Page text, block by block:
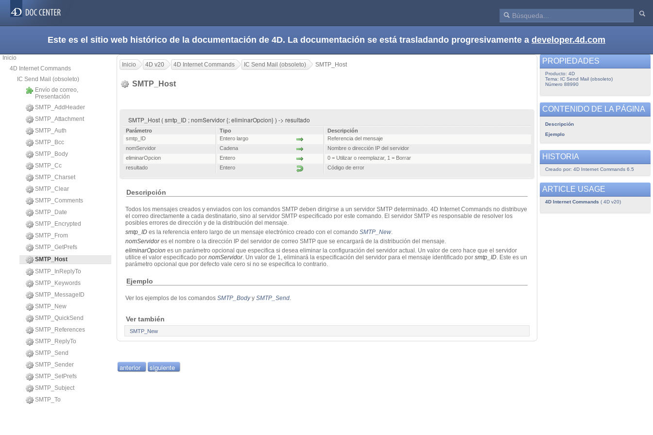
Este es el sitio web histórico de la documentación de 4D. La documentación se está trasladando progresivamente a developer.4d.com
Inicio
4D Internet Commands
IC Send Mail (obsoleto)
Envío de correo,
Presentación
SMTP_AddHeader
SMTP_Attachment
SMTP_Auth
SMTP_Bcc
SMTP_Body
SMTP_Cc
SMTP_Charset
SMTP_Clear
SMTP_Comments
SMTP_Date
SMTP_Encrypted
SMTP_From
SMTP_GetPrefs
SMTP_Host
SMTP_InReplyTo
SMTP_Keywords
SMTP_MessageID
SMTP_New
SMTP_QuickSend
SMTP_References
SMTP_ReplyTo
SMTP_Send
SMTP_Sender
SMTP_SetPrefs
SMTP_Subject
SMTP_To
Inicio 4D v20 4D Internet Commands IC Send Mail (obsoleto) SMTP_Host
SMTP_Host
SMTP_Host ( smtp_ID ; nomServidor {; eliminarOpcion} ) -> resultado
Parámetro Tipo
Descripción
smtp_ID
Entero largo
Referencia del mensaje
nomServidor
Cadena
Nombre o dirección IP del servidor
eliminarOpcion
Entero
0 = Utilizar o reemplazar, 1 = Borrar
resultado
Entero Código de error
Descripción
Todos los mensajes creados y enviados con los comandos SMTP deben dirigirse a un servidor SMTP determinado. 4D Internet Commands no distribuye
el correo directamente a cada destinatario, sino al servidor SMTP especificado por este comando. El servidor SMTP es responsable de resolver los
posibles errores de dirección y de la distribución del mensaje.
smtp_ID es la referencia entero largo de un mensaje electrónico creado con el comando SMTP_New.
nomServidores el nombre o la dirección IP del servidor de correo SMTP que se encargará de la distribución del mensaje.
eliminarOpcion es un parámetro opcional que especifica si desea eliminar la configuración del servidor actual. Un valor de cero hace que el servidor
utilice el valor especificado por nomServidor. Un valor de 1, eliminará la especificación del servidor para el mensaje identificado por smtp_ID. Este es un
parámetro opcional que por defecto vale cero si no se especifica lo contrario.
Ejemplo
Ver los ejemplos de los comandos SMTP_Bodyy SMTP_Send
Ver también
SMTP_New
anterior siguiente
PROPIEDADES
Producto: 4D
Tema: IC Send Mail (obsoleto)
Número 88990
CONTENIDO DE LA PÁGINA
Descripción
Ejemplo
HISTORIA
Creado por: 4D Internet Commands 6.5
ARTICLE USAGE
4D Internet Commands ( 4D v20)